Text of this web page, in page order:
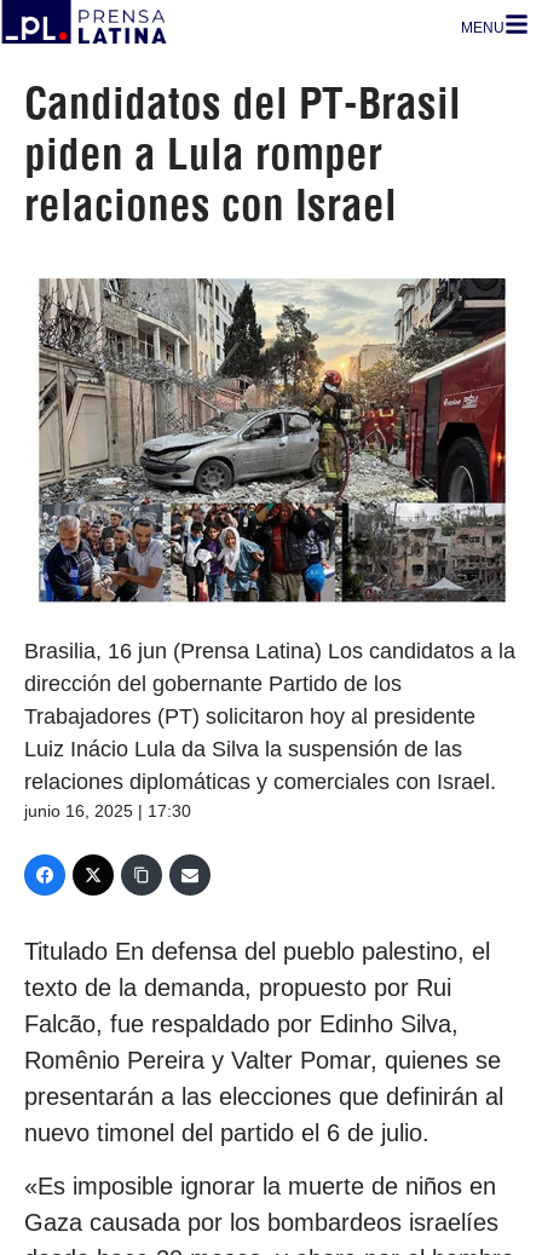
MENU
Candidatos del PT-Brasil
piden a Lula romper
relaciones con Israel
Brasilia, 16 jun (Prensa Latina) Los candidatos a la
dirección del gobernante Partido de los
Trabajadores (PT) solicitaron hoy al presidente
Luiz Inácio Lula da Silva la suspensión de las
relaciones diplomáticas y comerciales con Israel.
junio 16, 2025 | 17:30
Titulado En defensa del pueblo palestino, el
texto de la demanda, propuesto por Rui
Falcão, fue respaldado por Edinho Silva,
Romênio Pereira y Valter Pomar, quienes se
presentarán a las elecciones que definirán al
nuevo timonel del partido el 6 de julio.
«Es imposible ignorar la muerte de niños en
Gaza causada por los bombardeos israelíes